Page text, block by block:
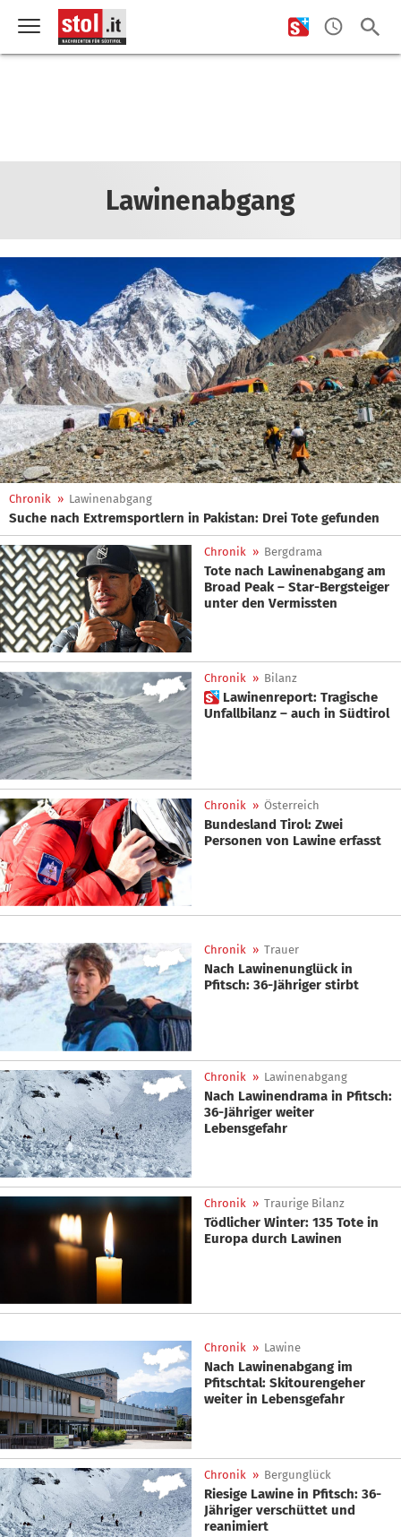
Lawinenabgang
Chronik » Lawinenabgang
Suche nach Extremsportlern in Pakistan: Drei Tote gefunden
Chronik » Bergdrama
Tote nach Lawinenabgang am
Broad Peak – Star-Bergsteiger
unter den Vermissten
Chronik » Bilanz
 Lawinenreport: Tragische
Unfallbilanz – auch in Südtirol
Chronik » Österreich
Bundesland Tirol: Zwei
Personen von Lawine erfasst
Chronik » Trauer
Nach Lawinenunglück in
Pfitsch: 36-Jähriger stirbt
Chronik » Lawinenabgang
Nach Lawinendrama in Pfitsch:
36-Jähriger weiter
Lebensgefahr
Chronik » Traurige Bilanz
Tödlicher Winter: 135 Tote in
Europa durch Lawinen
Chronik » Lawine
Nach Lawinenabgang im
Pfitschtal: Skitourengeher
weiter in Lebensgefahr
Chronik » Bergunglück
Riesige Lawine in Pfitsch: 36-
Jähriger verschüttet und
reanimiert